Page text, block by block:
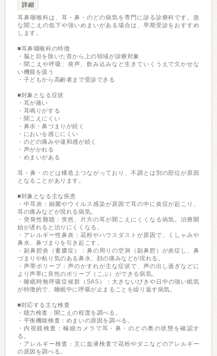
詳細
耳鼻咽喉科は、耳・鼻・のどの病気を専門に診る診療科です。急
な聞こえの低下や強いめまいがある場合は、早期受診をおすすめ
します。
■耳鼻咽喉科の特徴
・脳と目を除いた首から上の領域が診療対象
・聞こえや呼吸、発声、飲み込みなど生きていくうえで欠かせな
い機能を扱う
・子どもから高齢者まで受診できる
■対象となる症状
・耳が痛い
・耳鳴りがする
・聞こえにくい
・鼻水・鼻づまりが続く
・においを感じにくい
・のどの痛みや違和感が続く
・声がかれる
・めまいがある
耳・鼻・のどは構造上つながっており、不調とは別の部位が原因
となることがあります。
■対象となる主な疾患
・中耳炎：細菌やウイルス感染が原因で耳の中に炎症が起こり、
耳の痛みなどが現れる病気。
・突発性難聴：突然、片方の耳が聞こえにくくなる病気。治療開
始が遅れると治りにくくなる。
・アレルギー性鼻炎：花粉やハウスダストが原因で、くしゃみや
鼻水、鼻づまりを引き起こす。
・副鼻腔炎（蓄膿症）：鼻の周りの空洞（副鼻腔）が炎症し、鼻
づまりや粘り気のある鼻水、顔の痛みなどが現れる。
・声帯ポリープ：声のかすれが主な症状で、声の出し過ぎなどに
より声帯に良性のポリープ（こぶ）ができる病気。
・睡眠時無呼吸症候群（SAS）：大きないびきや日中の強い眠気
が特徴的で、睡眠中に呼吸が止まることを繰り返す病気。
■対応する主な検査
・聴力検査：聞こえの程度を調べる。
・平衡機能検査：めまいの原因を調べる。
・内視鏡検査：極細カメラで耳・鼻・のどの奥の状態を確認す
る。
・アレルギー検査：主に血液検査で花粉やダニなどのアレルギー
の原因を調べる。